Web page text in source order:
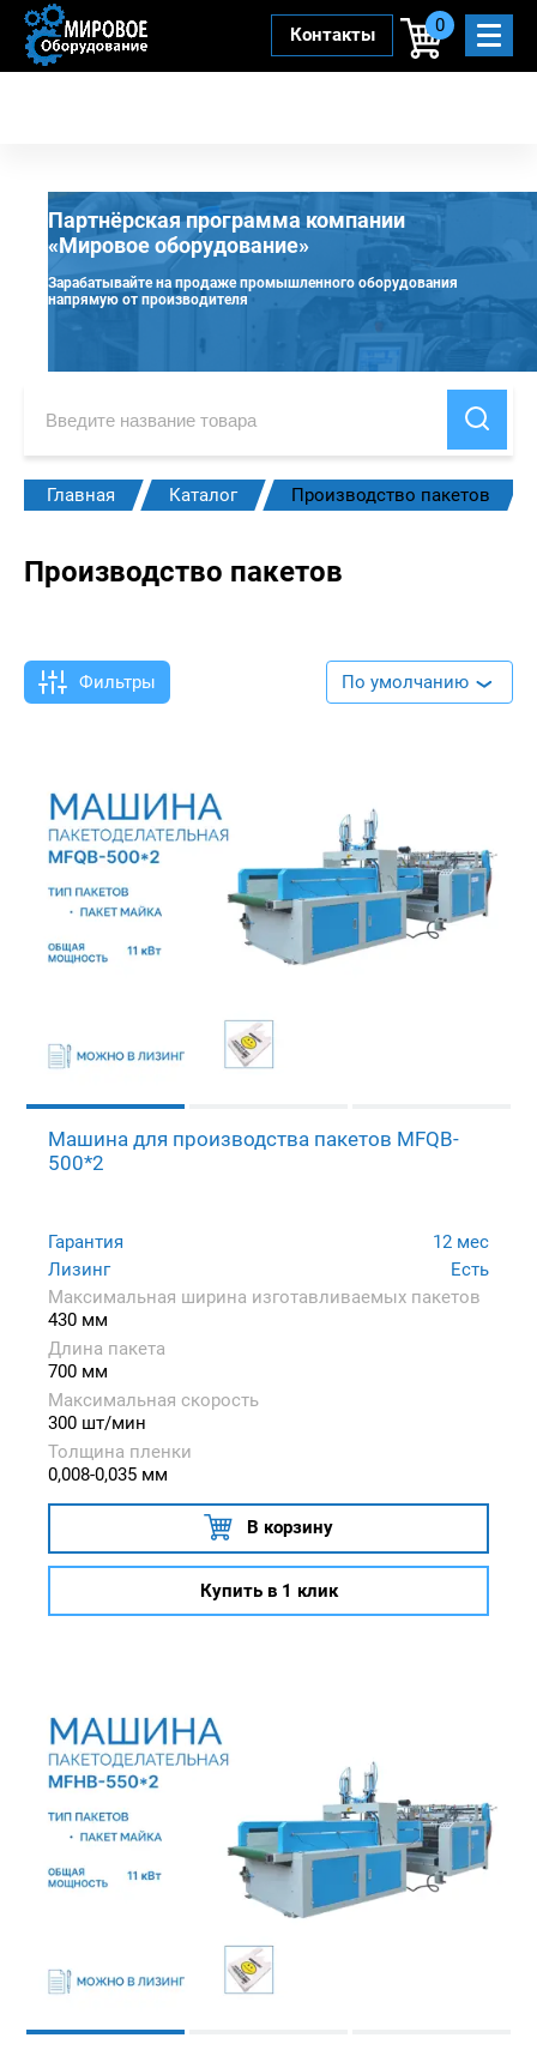
Контакты 0
Партнёрская программа компании
«Мировое оборудование»
Зарабатывайте на продаже промышленного оборудования
напрямую от производителя
Главная Каталог Производство пакетов
Производство пакетов
Фильтры По умолчанию
Машина для производства пакетов MFQB-
500*2
Гарантия
12 мес
Лизинг
Есть
Максимальная ширина изготавливаемых пакетов
430 мм
Длина пакета
700 мм
Максимальная скорость
300 шт/мин
Толщина пленки
0,008-0,035 мм
В корзину
Купить в 1 клик